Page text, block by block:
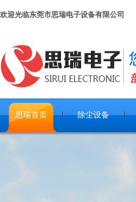
欢迎光临东莞市思瑞电子设备有限公司
思瑞首页 除尘设备